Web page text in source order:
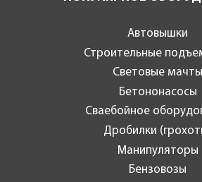
Автовышки
Строительные
Световые мачты
Бетононасосы
Сваебойное
Дробилки
Манипуляторы
Бензовозы